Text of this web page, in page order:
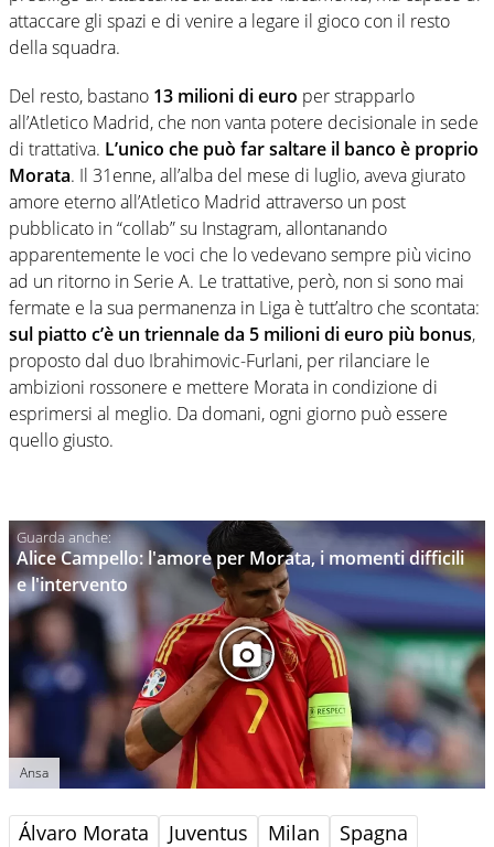
attaccare gli spazi e di venire a legare il gioco con il resto
della squadra.
Del resto, bastano 13 milioni di euro per strapparlo
all’Atletico Madrid, che non vanta potere decisionale in sede
di trattativa. L’unico che può far saltare il banco è proprio
Morata. Il 31enne, all’alba del mese di luglio, aveva giurato
amore eterno all’Atletico Madrid attraverso un post
pubblicato in “collab” su Instagram, allontanando
apparentemente le voci che lo vedevano sempre più vicino
ad un ritorno in Serie A. Le trattative, però, non si sono mai
fermate e la sua permanenza in Liga è tutt’altro che scontata:
sul piatto c’è un triennale da 5 milioni di euro più bonus,
proposto dal duo Ibrahimovic-Furlani, per rilanciare le
ambizioni rossonere e mettere Morata in condizione di
esprimersi al meglio. Da domani, ogni giorno può essere
quello giusto.
Alice Campello: l'amore per Morata, i momenti difficili
e l'intervento
Ansa
Álvaro Morata Juventus Milan Spagna